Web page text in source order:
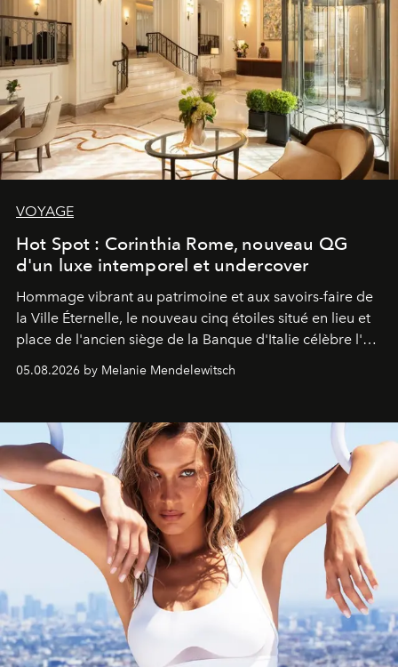
VOYAGE
Hot Spot : Corinthia Rome, nouveau QG
d'un luxe intemporel et undercover
Hommage vibrant au patrimoine et aux savoirs-faire de
la Ville Éternelle, le nouveau cinq étoiles situé en lieu et
place de l'ancien siège de la Banque d'Italie célèbre l'art
05.08.2026 by Melanie Mendelewitsch